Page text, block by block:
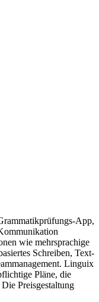
App,
wie mehrsprachige
Schreiben, Text-
Linguix
Pläne, die
Preisgestaltung